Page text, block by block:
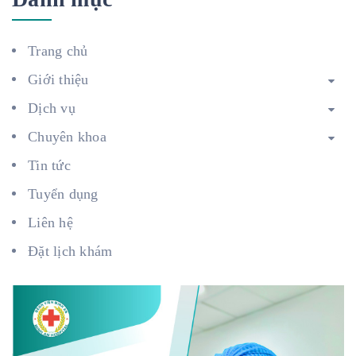
Trang chủ
Giới thiệu
Dịch vụ
Chuyên khoa
Tin tức
Tuyển dụng
Liên hệ
Đặt lịch khám